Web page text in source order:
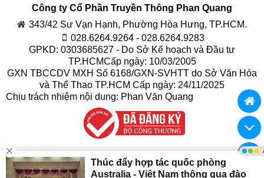
Công ty Cổ Phần Truyền Thông Phan Quang
343/42 Sư Vạn Hạnh, Phường Hòa Hưng, TP.HCM.
028.6264.9264 - 028.6264.9283
GPKD: 0303685627 - Do Sở Kế hoạch và Đầu tư
TP.HCMCấp ngày: 10/03/2005
GXN TBCCDV MXH Số 6168/GXN-SVHTT do Sở Văn Hóa
và Thể Thao TP.HCM Cấp ngày: 24/11/2025
Chịu trách nhiệm nội dung: Phan Văn Quang
© 2017 Truyền Thông Phan Quang
Phát triển bởiTruyền Thông Phan Quang